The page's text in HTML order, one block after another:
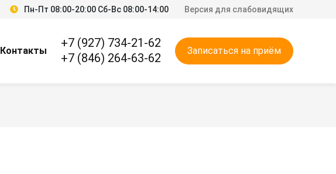
Контакты
+7 (927) 734-21-62
+7 (846) 264-63-62
Записаться на приём
Пн-Пт 08:00-20:00 Сб-Вс 08:00-14:00 Версия для слабовидящих